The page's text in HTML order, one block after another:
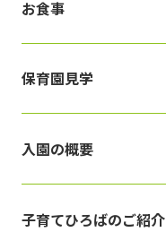
お食事
保育園見学
入園の概要
子育てひろばのご紹介